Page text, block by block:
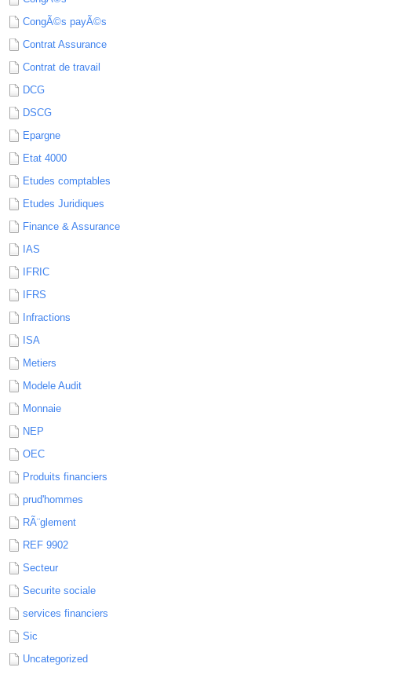
CongÃ©s payÃ©s
Contrat Assurance
Contrat de travail
DCG
DSCG
Epargne
Etat 4000
Etudes comptables
Etudes Juridiques
Finance & Assurance
IAS
IFRIC
IFRS
Infractions
ISA
Metiers
Modele Audit
Monnaie
NEP
OEC
Produits financiers
prud'hommes
RÃ¨glement
REF 9902
Secteur
Securite sociale
services financiers
Sic
Uncategorized